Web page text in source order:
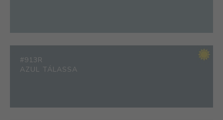
#913R
AZUL TÁLASSA